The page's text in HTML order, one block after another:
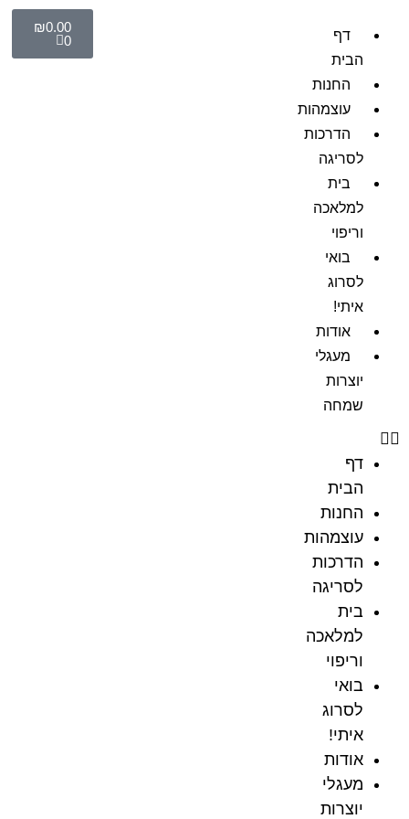
דף
הבית
החנות
עוצמהות
הדרכות
לסריגה
בית
למלאכה
וריפוי
בואי
לסרוג
איתי!
אודות
מעגלי
יוצרות
שמחה
דף
הבית
החנות
עוצמהות
הדרכות
לסריגה
בית
למלאכה
וריפוי
בואי
לסרוג
איתי!
אודות
מעגלי
יוצרות
₪0.00
0